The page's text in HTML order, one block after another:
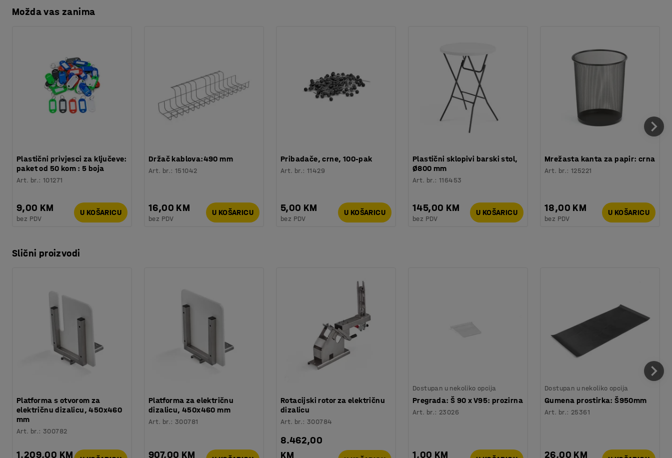
Nosivost
Potreban broj osoba: 1
Preuzmite upute za održavanjen
Možda vas zanima
Plastični privjesci za ključeve:
paket od 50 kom : 5 boja
Art. br.:101271
9,00 KM
bez PDV
U KOŠARICU
Držač kablova:490 mm
Art. br.:151042
16,00 KM
bez PDV
U KOŠARICU
Pribadače, crne, 100-pak
Art. br.:11429
5,00 KM
bez PDV
U KOŠARICU
Plastični sklopivi barski stol,
Ø800 mm
Art. br.:116453
145,00 KM
bez PDV
U KOŠARICU
Mrežasta kanta za papir: crna
Art. br.:125221
18,00 KM
bez PDV
U KOŠARICU
Slični proizvodi
Platforma s otvorom za
električnu dizalicu, 450x460
mm
Art. br.:300782
1.209,00 KM
Platforma za električnu
dizalicu, 450x460 mm
Art. br.:300781
907,00 KM
Rotacijski rotor za električnu
dizalicu
Art. br.:300784
8.462,00
KM
Dostupan u nekoliko opcija
Pregrada: Š 90 x V95: prozirna
Art. br.: 23026
1,00 KM
Dostupan u nekoliko opcija
Gumena prostirka: Š950mm
Art. br.: 25361
26,00 KM